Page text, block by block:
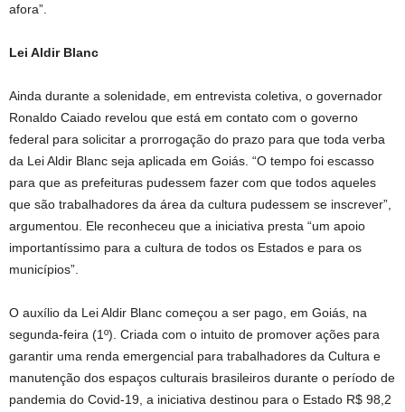
afora”.
Lei Aldir Blanc
Ainda durante a solenidade, em entrevista coletiva, o governador
Ronaldo Caiado revelou que está em contato com o governo
federal para solicitar a prorrogação do prazo para que toda verba
da Lei Aldir Blanc seja aplicada em Goiás. “O tempo foi escasso
para que as prefeituras pudessem fazer com que todos aqueles
que são trabalhadores da área da cultura pudessem se inscrever”,
argumentou. Ele reconheceu que a iniciativa presta “um apoio
importantíssimo para a cultura de todos os Estados e para os
municípios”.
O auxílio da Lei Aldir Blanc começou a ser pago, em Goiás, na
segunda-feira (1º). Criada com o intuito de promover ações para
garantir uma renda emergencial para trabalhadores da Cultura e
manutenção dos espaços culturais brasileiros durante o período de
pandemia do Covid‐19, a iniciativa destinou para o Estado R$ 98,2